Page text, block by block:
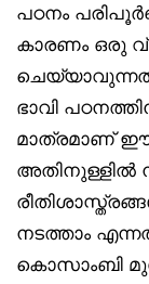
പഠനം
കാരണം ഒരു
ഭാവി
മാത്രമാണ് ഈ
അതിനുള്ളിൽ
നടത്താം
കൊസാംബി